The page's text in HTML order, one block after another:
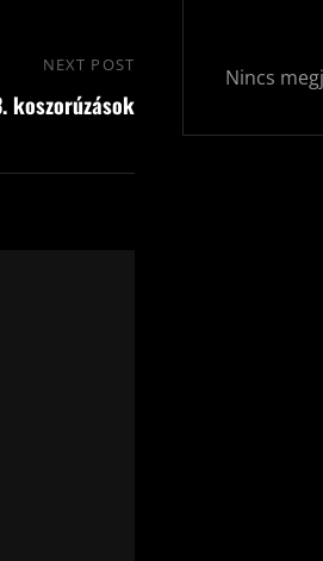
Next
Post
NEXT POST
koszorúzások
Nincs